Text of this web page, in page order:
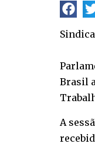
Brasil
A